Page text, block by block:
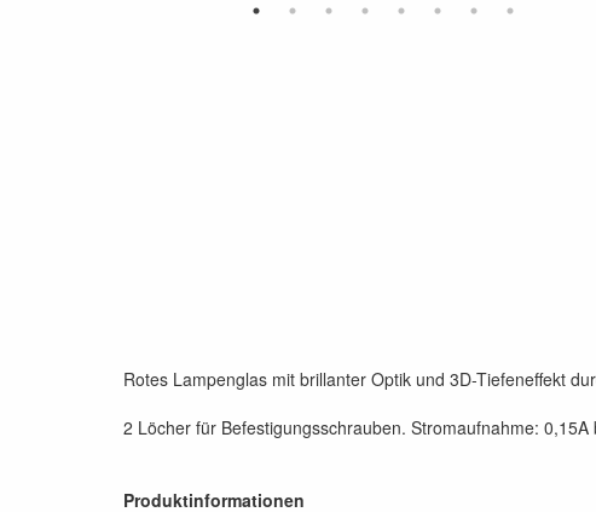
Rotes Lampenglas mit brillanter Optik und 3D-Tiefeneffekt
2 Löcher für Befestigungsschrauben. Stromaufnahme: 0,15A
Produktinformationen